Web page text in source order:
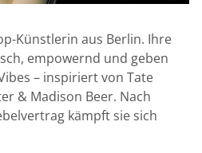
Künstlerin aus Berlin. Ihre
empowernd und geben
– inspiriert von Tate
& Madison Beer. Nach
kämpft sie sich